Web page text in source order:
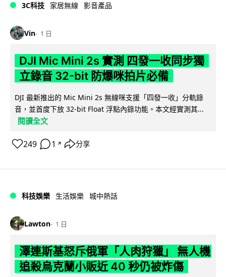
3C科技 家居無線 影音產品
Vin 1 日
DJI Mic Mini 2s 實測 四發一收同步獨
立錄音 32-bit 防爆咪拍片必備
DJI 最新推出的 Mic Mini 2s 無線咪支援「四發一收」分軌錄
音，並首度下放 32-bit Float 浮點內錄功能。本文經實測其...
閱讀全文
249 1 ↗ 分享
科技娛樂 生活娛樂 城中熱話
Lawton 1 日
澤連斯基怒斥俄軍「人肉狩獵」 無人機
追殺烏克蘭小販近 40 秒仍被炸傷